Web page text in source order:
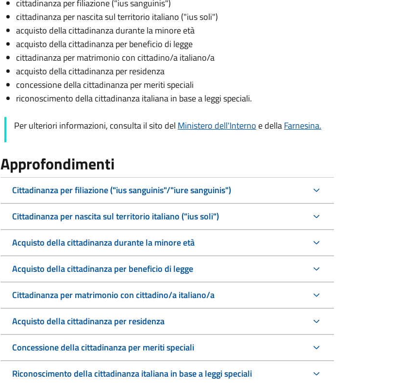
cittadinanza per filiazione ("ius sanguinis")
cittadinanza per nascita sul territorio italiano ("ius soli")
acquisto della cittadinanza durante la minore età
acquisto della cittadinanza per beneficio di legge
cittadinanza per matrimonio con cittadino/a italiano/a
acquisto della cittadinanza per residenza
concessione della cittadinanza per meriti speciali
riconoscimento della cittadinanza italiana in base a leggi speciali.
Per ulteriori informazioni, consulta il sito del Ministero dell'Interno e dellaFarnesina.
Approfondimenti
Cittadinanza per filiazione ("ius sanguinis"/"iure sanguinis")
Cittadinanza per nascita sul territorio italiano ("ius soli")
Acquisto della cittadinanza durante la minore età
Acquisto della cittadinanza per beneficio di legge
Cittadinanza per matrimonio con cittadino/a italiano/a
Acquisto della cittadinanza per residenza
Concessione della cittadinanza per meriti speciali
Riconoscimento della cittadinanza italiana in base a leggi speciali